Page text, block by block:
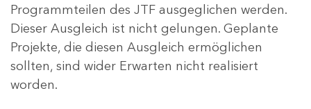
Programmteilen des JTF ausgeglichen werden.
Dieser Ausgleich ist nicht gelungen. Geplante
Projekte, die diesen Ausgleich ermöglichen
sollten, sind wider Erwarten nicht realisiert
worden.